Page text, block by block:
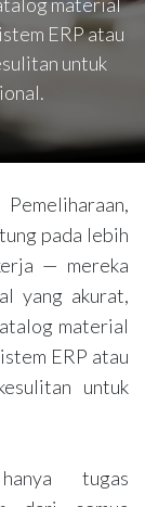
ERP atau
untuk
pada lebih
— mereka
yang akurat,
material
ERP atau
untuk
tugas